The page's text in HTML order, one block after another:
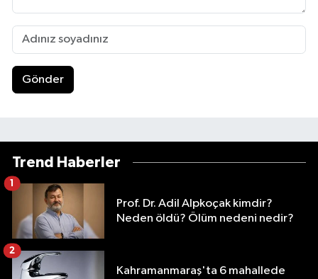
Gönder
Trend Haberler
Prof. Dr. Adil Alpkoçak kimdir?
Neden öldü? Ölüm nedeni nedir?
1
Kahramanmaraş'ta 6 mahallede
2